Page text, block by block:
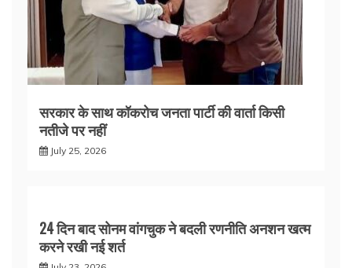
सरकार के साथ कॉकरोच जनता पार्टी की वार्ता किसी
नतीजे पर नहीं
July 25, 2026
24 दिन बाद सोनम वांगचुक ने बदली रणनीति अनशन खत्म
करने रखी नई शर्त